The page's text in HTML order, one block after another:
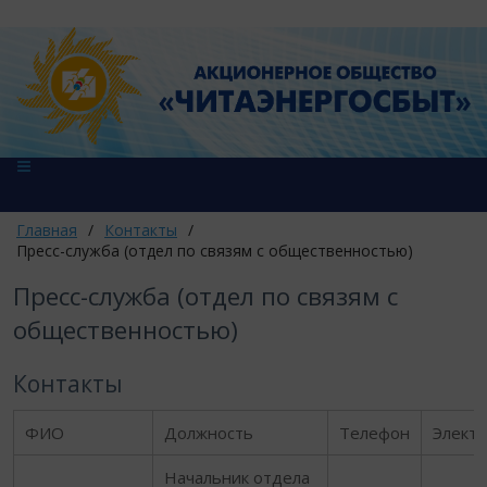
Главная / Контакты /
Пресс-служба (отдел по связям с общественностью)
Пресс-служба (отдел по связям с
общественностью)
Контакты
ФИО Должность Телефон
Начальник отдела